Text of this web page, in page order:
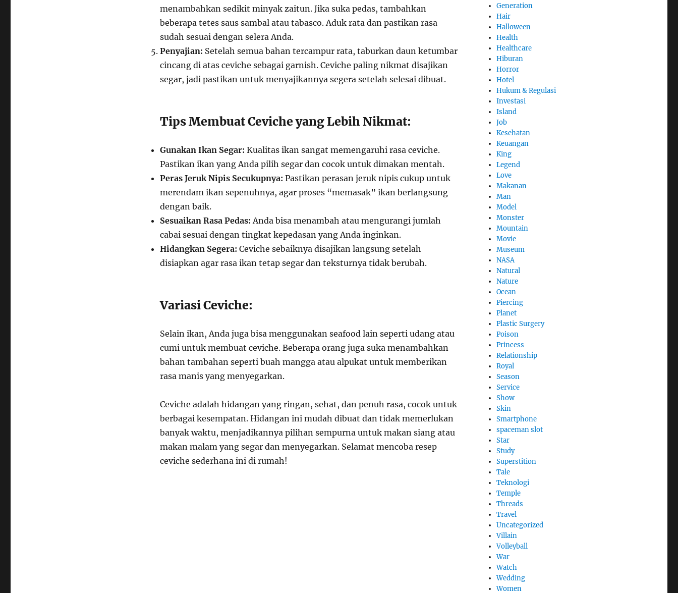
menambahkan sedikit minyak zaitun. Jika suka pedas, tambahkan
beberapa tetes saus sambal atau tabasco. Aduk rata dan pastikan rasa
sudah sesuai dengan selera Anda.
Penyajian: Setelah semua bahan tercampur rata, taburkan daun ketumbar
cincang di atas ceviche sebagai garnish. Ceviche paling nikmat disajikan
segar, jadi pastikan untuk menyajikannya segera setelah selesai dibuat.
Tips Membuat Ceviche yang Lebih Nikmat:
Gunakan Ikan Segar: Kualitas ikan sangat memengaruhi rasa ceviche.
Pastikan ikan yang Anda pilih segar dan cocok untuk dimakan mentah.
Peras Jeruk Nipis Secukupnya: Pastikan perasan jeruk nipis cukup untuk
merendam ikan sepenuhnya, agar proses “memasak” ikan berlangsung
dengan baik.
Sesuaikan Rasa Pedas: Anda bisa menambah atau mengurangi jumlah
cabai sesuai dengan tingkat kepedasan yang Anda inginkan.
Hidangkan Segera: Ceviche sebaiknya disajikan langsung setelah
disiapkan agar rasa ikan tetap segar dan teksturnya tidak berubah.
Variasi Ceviche:
Selain ikan, Anda juga bisa menggunakan seafood lain seperti udang atau
cumi untuk membuat ceviche. Beberapa orang juga suka menambahkan
bahan tambahan seperti buah mangga atau alpukat untuk memberikan
rasa manis yang menyegarkan.
Ceviche adalah hidangan yang ringan, sehat, dan penuh rasa, cocok untuk
berbagai kesempatan. Hidangan ini mudah dibuat dan tidak memerlukan
banyak waktu, menjadikannya pilihan sempurna untuk makan siang atau
makan malam yang segar dan menyegarkan. Selamat mencoba resep
ceviche sederhana ini di rumah!
Generation
Hair
Halloween
Health
Healthcare
Hiburan
Horror
Hotel
Hukum & Regulasi
Investasi
Island
Job
Kesehatan
Keuangan
King
Legend
Love
Makanan
Man
Model
Monster
Mountain
Movie
Museum
NASA
Natural
Nature
Ocean
Piercing
Planet
Plastic Surgery
Poison
Princess
Relationship
Royal
Season
Service
Show
Skin
Smartphone
spaceman slot
Star
Study
Superstition
Tale
Teknologi
Temple
Threads
Travel
Uncategorized
Villain
Volleyball
War
Watch
Wedding
Women